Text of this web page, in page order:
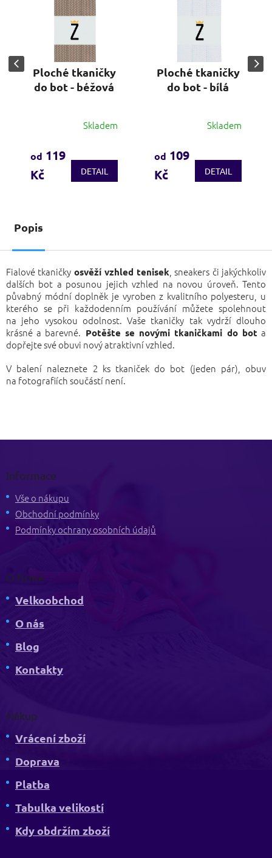
Ploché tkaničky
do bot - béžová
produktu
je
3,3
Skladem
od 119
Kč
DETAIL
Ploché tkaničky
do bot - bílá
produktu
je
3,9
Skladem
od 109
Kč
DETAIL
Popis
Fialové tkaničky osvěží vzhled tenisek , sneakers či jakýchkoliv
dalších bot a posunou jejich vzhled na novou úroveň. Tento
půvabný módní doplněk je vyroben z kvalitního polyesteru, u
kterého se při každodenním používání můžete spolehnout
na jeho vysokou odolnost. Vaše tkaničky tak vydrží dlouho
krásné a barevné. Potěšte se novými tkaničkami do bot a
dopřejte své obuvi nový atraktivní vzhled.
V balení naleznete 2 ks tkaniček do bot (jeden pár), obuv
na fotografiích součástí není.
Informace
Vše o nákupu
Obchodní podmínky
Podmínky ochrany osobních údajů
O firmě
Velkoobchod
O nás
Blog
Kontakty
Nákup
Vrácení zboží
Doprava
Platba
Tabulka velikostí
Kdy obdržím zboží